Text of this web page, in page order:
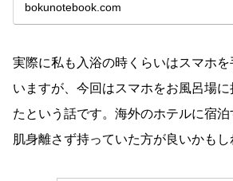
bokunotebook.com
実際に私も入浴の時くらいはスマホ
いますが、今回はスマホをお風呂場
たという話です。海外のホテルに宿
肌身離さず持っていた方が良いかもし